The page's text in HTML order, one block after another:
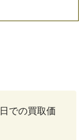
での買取価